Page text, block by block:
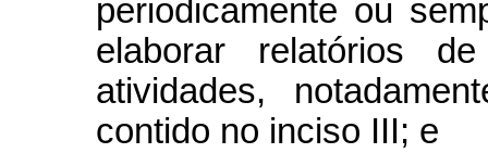
periodicamente ou
elaborar relatórios
atividades,
contido no inciso III; e